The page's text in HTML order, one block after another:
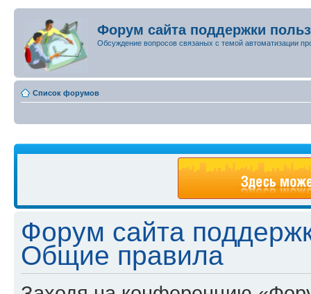
Форум сайта поддержки
Обсуждение вопросов связаных с темой автоматизации
Список форумов
Форум сайта
Общие правила